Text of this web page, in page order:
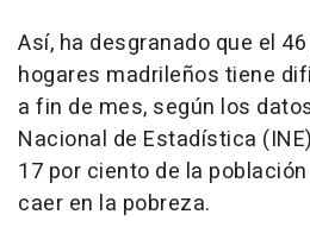
Así, ha desgranado que el
hogares madrileños tiene
a fin de mes, según los
Nacional de Estadística
17 por ciento de la
caer en la pobreza.